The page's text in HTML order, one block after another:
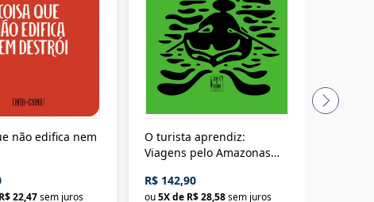
não edifica nem
R$ 22,47sem juros
O turista aprendiz:
Viagens pelo Amazonas
até a Bolívia e por Marajó
R$ 142,90
ou5X de R$ 28,58sem juros